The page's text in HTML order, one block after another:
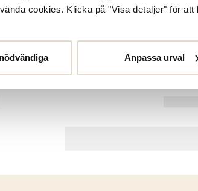
cookies. Klicka på "Visa detaljer" för
Anpassa urval